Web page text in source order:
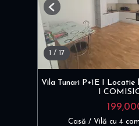
/ 17
Previous
Vila Tunari P+1E I
I
Casă / Vilă cu 4